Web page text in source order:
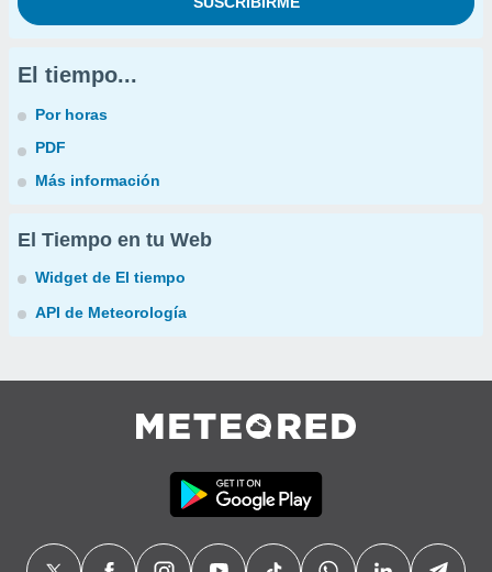
El tiempo...
Por horas
PDF
Más información
El Tiempo en tu Web
Widget de El tiempo
API de Meteorología